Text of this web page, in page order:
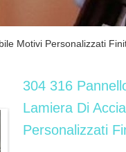
Motivi Personalizzati
304 316
Lamiera Di
Personalizzati